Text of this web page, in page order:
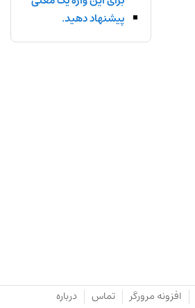
پیشنهاد دهید.
افزونه مرورگر تماس درباره